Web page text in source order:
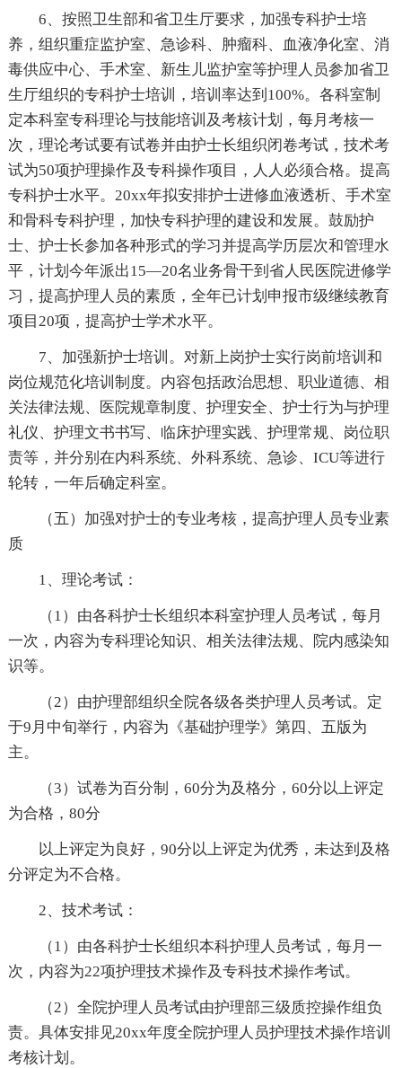
6、按照卫生部和省卫生厅要求，加强专科护士培
养，组织重症监护室、急诊科、肿瘤科、血液净化室、消
毒供应中心、手术室、新生儿监护室等护理人员参加省卫
生厅组织的专科护士培训，培训率达到100%。各科室制
定本科室专科理论与技能培训及考核计划，每月考核一
次，理论考试要有试卷并由护士长组织闭卷考试，技术考
试为50项护理操作及专科操作项目，人人必须合格。提高
专科护士水平。20xx年拟安排护士进修血液透析、手术室
和骨科专科护理，加快专科护理的建设和发展。鼓励护
士、护士长参加各种形式的学习并提高学历层次和管理水
平，计划今年派出15—20名业务骨干到省人民医院进修学
习，提高护理人员的素质，全年已计划申报市级继续教育
项目20项，提高护士学术水平。
7、加强新护士培训。对新上岗护士实行岗前培训和
岗位规范化培训制度。内容包括政治思想、职业道德、相
关法律法规、医院规章制度、护理安全、护士行为与护理
礼仪、护理文书书写、临床护理实践、护理常规、岗位职
责等，并分别在内科系统、外科系统、急诊、ICU等进行
轮转，一年后确定科室。
（五）加强对护士的专业考核，提高护理人员专业素
质
1、理论考试：
（1）由各科护士长组织本科室护理人员考试，每月
一次，内容为专科理论知识、相关法律法规、院内感染知
识等。
（2）由护理部组织全院各级各类护理人员考试。定
于9月中旬举行，内容为《基础护理学》第四、五版为
主。
（3）试卷为百分制，60分为及格分，60分以上评定
为合格，80分
以上评定为良好，90分以上评定为优秀，未达到及格
分评定为不合格。
2、技术考试：
（1）由各科护士长组织本科护理人员考试，每月一
次，内容为22项护理技术操作及专科技术操作考试。
（2）全院护理人员考试由护理部三级质控操作组负
责。具体安排见20xx年度全院护理人员护理技术操作培训
考核计划。